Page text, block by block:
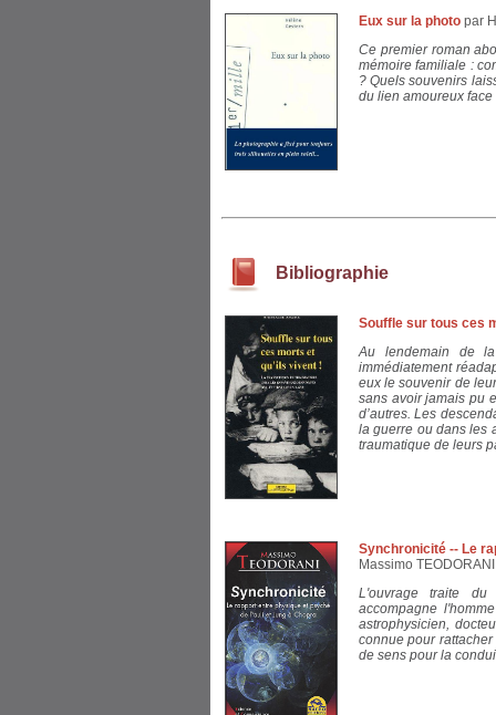
Eux sur la photo par
Ce premier roman
mémoire familiale :
? Quels souvenirs
du lien amoureux
Bibliographie
Souffle sur tous ces
Au lendemain de
immédiatement
eux le souvenir de
sans avoir jamais pu
d’autres. Les
la guerre ou dans les
traumatique de leurs
Synchronicité -- Le
Massimo TEODORANI
L'ouvrage traite du
accompagne
astrophysicien,
connue pour
de sens pour la